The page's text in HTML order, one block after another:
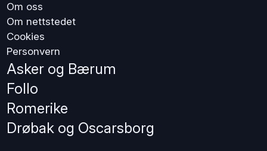
Om oss
Om nettstedet
Cookies
Personvern
Asker og Bærum
Follo
Romerike
Drøbak og Oscarsborg